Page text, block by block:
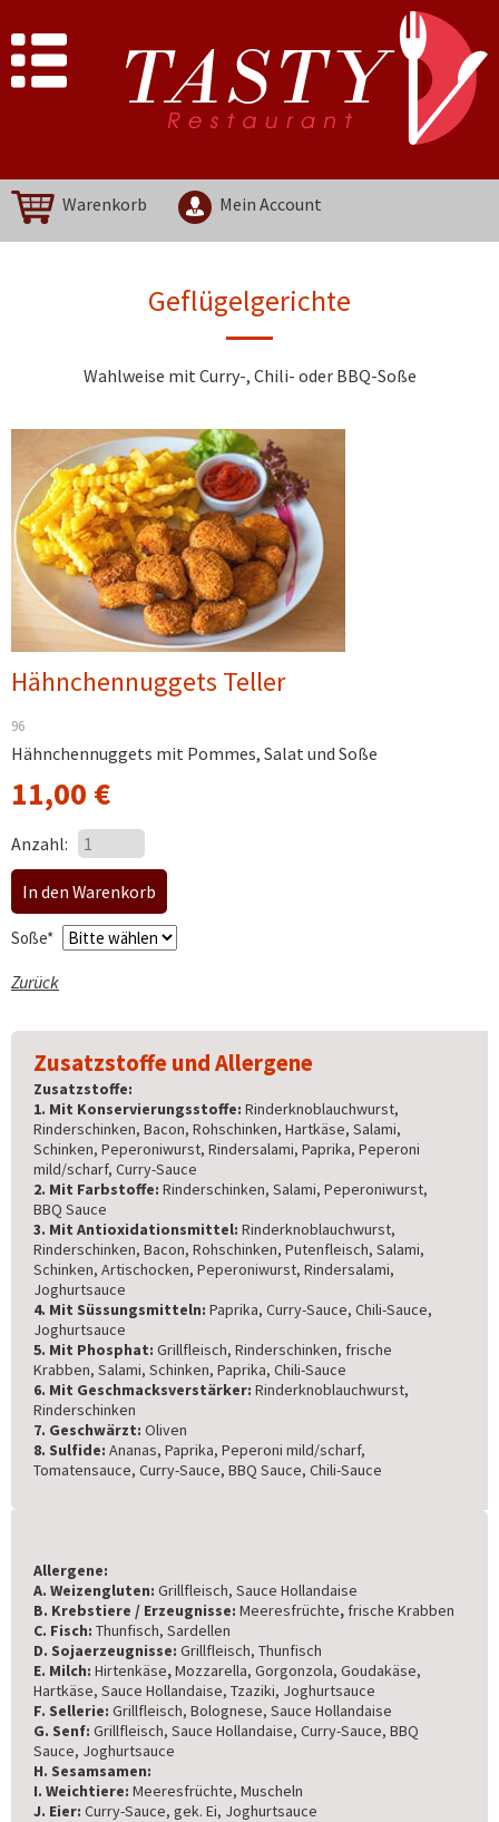
Warenkorb Mein Account
Geflügelgerichte
Wahlweise mit Curry-, Chili- oder BBQ-Soße
Hähnchennuggets Teller
96
Hähnchennuggets mit Pommes, Salat und Soße
11,00 €
Anzahl:
Pflichtfeld
Soße*
Zurück
Zusatzstoffe und Allergene
Zusatzstoffe:
1. Mit Konservierungsstoffe: Rinderknoblauchwurst,
Rinderschinken, Bacon, Rohschinken, Hartkäse, Salami,
Schinken, Peperoniwurst, Rindersalami, Paprika, Peperoni
mild/scharf, Curry-Sauce
2. Mit Farbstoffe: Rinderschinken, Salami, Peperoniwurst,
BBQ Sauce
3. Mit Antioxidationsmittel: Rinderknoblauchwurst,
Rinderschinken, Bacon, Rohschinken, Putenfleisch, Salami,
Schinken, Artischocken, Peperoniwurst, Rindersalami,
Joghurtsauce
4. Mit Süssungsmitteln: Paprika, Curry-Sauce, Chili-Sauce,
Joghurtsauce
5. Mit Phosphat: Grillfleisch, Rinderschinken, frische
Krabben, Salami, Schinken, Paprika, Chili-Sauce
6. Mit Geschmacksverstärker: Rinderknoblauchwurst,
Rinderschinken
7. Geschwärzt: Oliven
8. Sulfide: Ananas, Paprika, Peperoni mild/scharf,
Tomatensauce, Curry-Sauce, BBQ Sauce, Chili-Sauce
Allergene:
A. Weizengluten: Grillfleisch, Sauce Hollandaise
B. Krebstiere / Erzeugnisse: Meeresfrüchte, frische Krabben
C. Fisch: Thunfisch, Sardellen
D. Sojaerzeugnisse: Grillfleisch, Thunfisch
E. Milch: Hirtenkäse,Mozzarella, Gorgonzola, Goudakäse,
Hartkäse, Sauce Hollandaise, Tzaziki, Joghurtsauce
F. Sellerie: Grillfleisch, Bolognese, Sauce Hollandaise
G. Senf: Grillfleisch, Sauce Hollandaise, Curry-Sauce, BBQ
Sauce, Joghurtsauce
H. Sesamsamen:
I. Weichtiere: Meeresfrüchte, Muscheln
J. Eier: Curry-Sauce, gek. Ei, Joghurtsauce